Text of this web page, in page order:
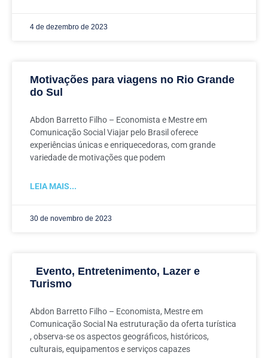
4 de dezembro de 2023
Motivações para viagens no Rio Grande
do Sul
Abdon Barretto Filho – Economista e Mestre em
Comunicação Social Viajar pelo Brasil oferece
experiências únicas e enriquecedoras, com grande
variedade de motivações que podem
LEIA MAIS...
30 de novembro de 2023
Evento, Entretenimento, Lazer e
Turismo
Abdon Barretto Filho – Economista, Mestre em
Comunicação Social Na estruturação da oferta turística
, observa-se os aspectos geográficos, históricos,
culturais, equipamentos e serviços capazes